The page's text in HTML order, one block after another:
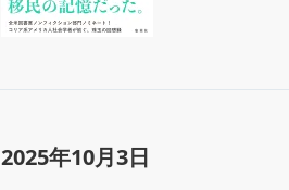
2025年10月3日